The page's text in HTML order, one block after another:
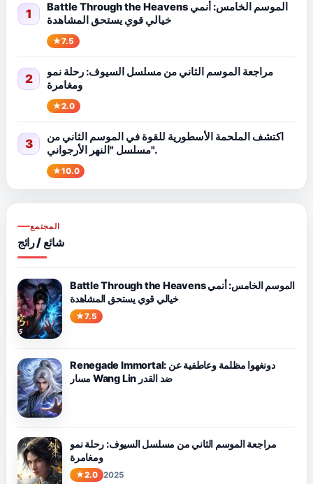
1
Battle Through the Heavens الموسم الخامس: أنمي
خيالي قوي يستحق المشاهدة
7.5
2
مراجعة الموسم الثاني من مسلسل السيوف: رحلة نمو
ومغامرة
2.0
3
اكتشف الملحمة الأسطورية للقوة في الموسم الثاني من
مسلسل "النهر الأرجواني".
10.0
المجتمع
شائع / رائج
Battle Through the Heavens الموسم الخامس: أنمي
خيالي قوي يستحق المشاهدة
7.5
Renegade Immortal: دونغهوا مظلمة وعاطفية عن
مسار Wang Lin ضد القدر
مراجعة الموسم الثاني من مسلسل السيوف: رحلة نمو
ومغامرة
2.0 2025